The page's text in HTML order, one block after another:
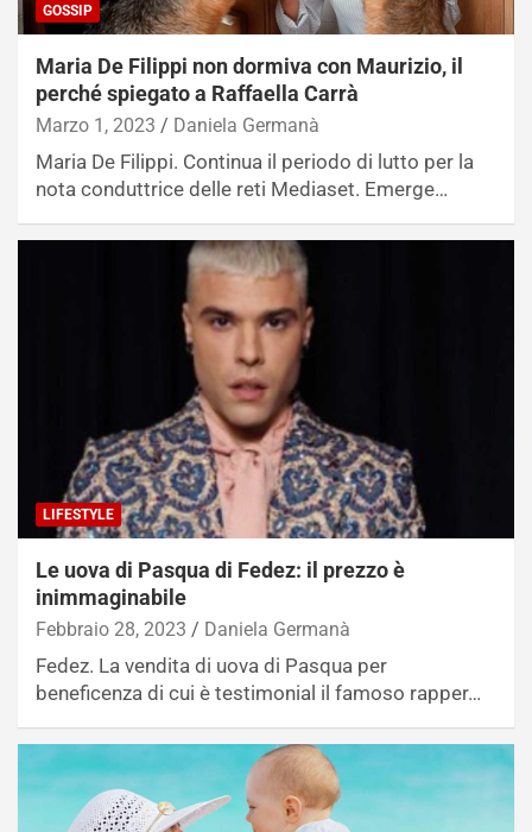
GOSSIP
Maria De Filippi non dormiva con Maurizio, il
perché spiegato a Raffaella Carrà
Marzo 1, 2023 Daniela Germanà
Maria De Filippi. Continua il periodo di lutto per la
nota conduttrice delle reti Mediaset. Emerge…
LIFESTYLE
Le uova di Pasqua di Fedez: il prezzo è
inimmaginabile
Febbraio 28, 2023 Daniela Germanà
Fedez. La vendita di uova di Pasqua per
beneficenza di cui è testimonial il famoso rapper…